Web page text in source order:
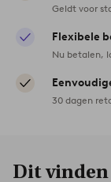
Geldt voor
Flexibele
Nu betalen,
30 dagen
Dit